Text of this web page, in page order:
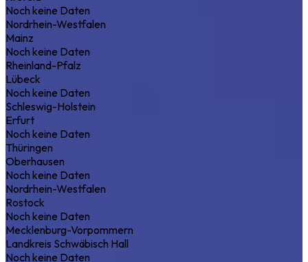
Noch keine Daten
Nordrhein-Westfalen
Mainz
Noch keine Daten
Rheinland-Pfalz
Lübeck
Noch keine Daten
Schleswig-Holstein
Erfurt
Noch keine Daten
Thüringen
Oberhausen
Noch keine Daten
Nordrhein-Westfalen
Rostock
Noch keine Daten
Mecklenburg-Vorpommern
Landkreis Schwäbisch Hall
Noch keine Daten